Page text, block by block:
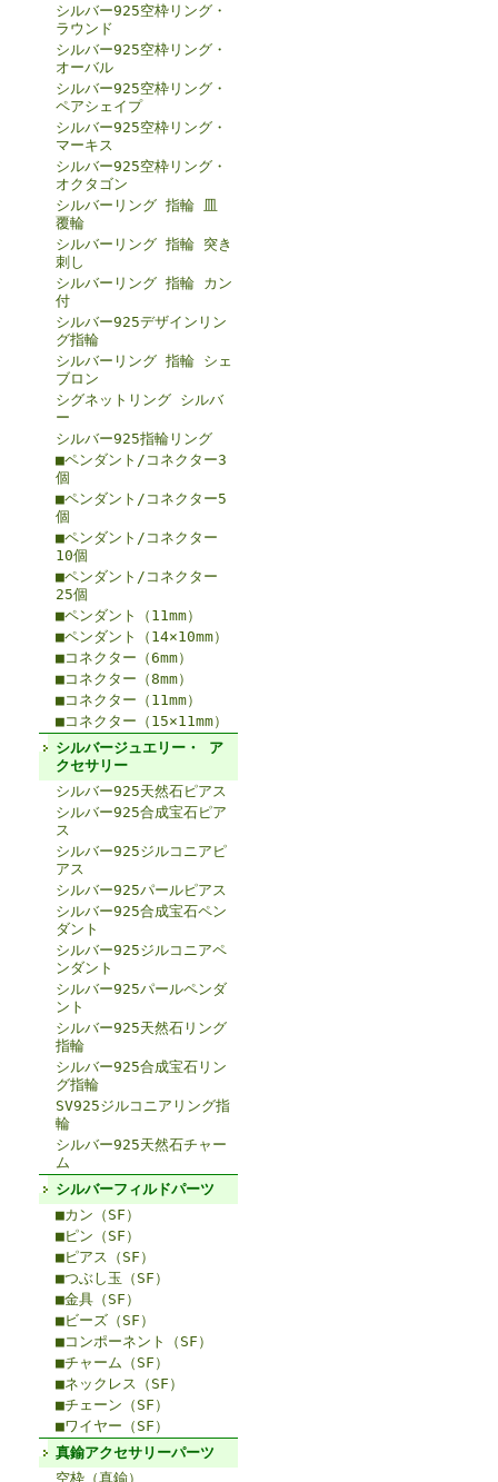
シルバー925空枠リング・
ラウンド
シルバー925空枠リング・
オーバル
シルバー925空枠リング・
ペアシェイプ
シルバー925空枠リング・
マーキス
シルバー925空枠リング・
オクタゴン
シルバーリング 指輪 皿
覆輪
シルバーリング 指輪 突き
刺し
シルバーリング 指輪 カン
付
シルバー925デザインリン
グ指輪
シルバーリング 指輪 シェ
ブロン
シグネットリング シルバ
ー
シルバー925指輪リング
■ペンダント/コネクター3
個
■ペンダント/コネクター5
個
■ペンダント/コネクター
10個
■ペンダント/コネクター
25個
■ペンダント（11mm）
■ペンダント（14×10mm）
■コネクター（6mm）
■コネクター（8mm）
■コネクター（11mm）
■コネクター（15×11mm）
シルバージュエリー・ ア
クセサリー
シルバー925天然石ピアス
シルバー925合成宝石ピア
ス
シルバー925ジルコニアピ
アス
シルバー925パールピアス
シルバー925合成宝石ペン
ダント
シルバー925ジルコニアペ
ンダント
シルバー925パールペンダ
ント
シルバー925天然石リング
指輪
シルバー925合成宝石リン
グ指輪
SV925ジルコニアリング指
輪
シルバー925天然石チャー
ム
シルバーフィルドパーツ
■カン（SF）
■ピン（SF）
■ピアス（SF）
■つぶし玉（SF）
■金具（SF）
■ビーズ（SF）
■コンポーネント（SF）
■チャーム（SF）
■ネックレス（SF）
■チェーン（SF）
■ワイヤー（SF）
真鍮アクセサリーパーツ
空枠（真鍮）